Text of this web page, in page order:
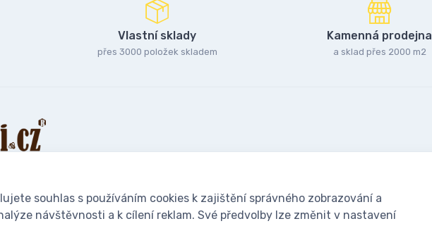
Vlastní sklady
přes 3000 položek skladem
Kamenná prodejna
a sklad přes 2000 m2
vyhrazena.|Staňte se fanoušky: Včelařské potřeby - www.ivcelarstvi.cz
souhlas s používáním cookies k zajištění správného zobrazování a
návštěvnosti a k cílení reklam. Své předvolby lze změnit v nastavení